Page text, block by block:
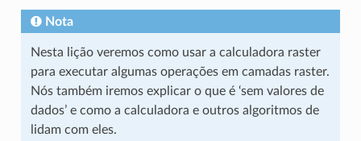
Nota
Nesta lição veremos como usar a calculadora raster
para executar algumas operações em camadas raster.
Nós também iremos explicar o que é ‘sem valores de
dados’ e como a calculadora e outros algoritmos de
lidam com eles.